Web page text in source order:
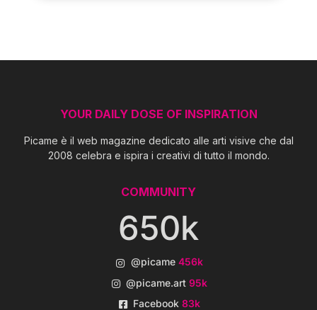
YOUR DAILY DOSE OF INSPIRATION
Picame è il web magazine dedicato alle arti visive che dal
2008 celebra e ispira i creativi di tutto il mondo.
COMMUNITY
650k
@picame 456k
@picame.art95k
Facebook83k